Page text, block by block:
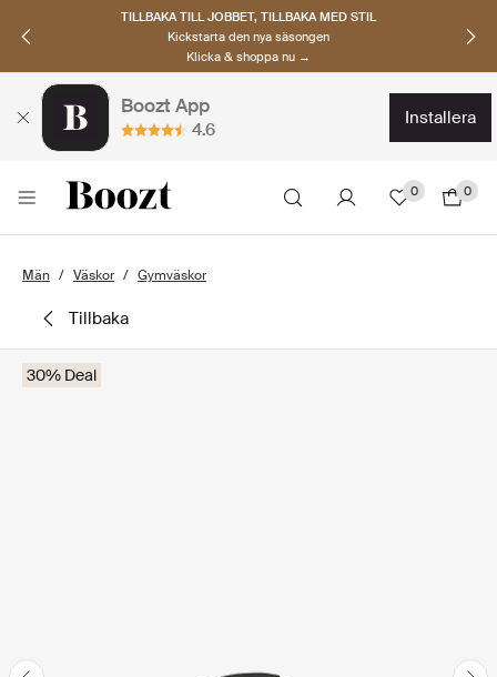
TILLBAKA TILL JOBBET, TILLBAKA MED STIL
Kickstarta den nya säsongen
Klicka & shoppa nu →
Boozt App
4.6
installera
0 0
Män Väskor Gymväskor
tillbaka
30% Deal